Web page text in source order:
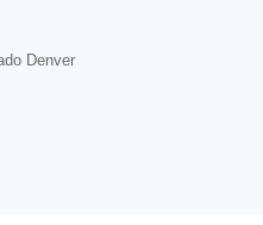
Denver